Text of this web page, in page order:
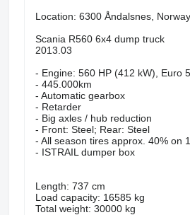
Location: 6300 Åndalsnes, Norway
Scania R560 6x4 dump truck
2013.03
- Engine: 560 HP (412 kW), Euro 5
- 445.000km
- Automatic gearbox
- Retarder
- Big axles / hub reduction
- Front: Steel; Rear: Steel
- All season tires approx. 40% on
- ISTRAIL dumper box
Length: 737 cm
Load capacity: 16585 kg
Total weight: 30000 kg